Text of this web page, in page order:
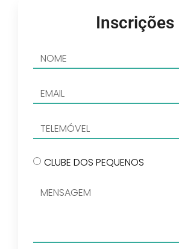
Inscrições
CLUBE DOS PEQUENOS